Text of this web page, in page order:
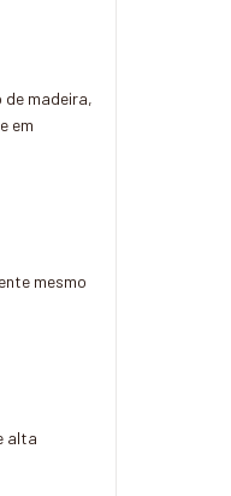
de madeira,
em
mesmo
alta